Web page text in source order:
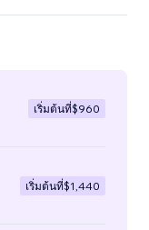
เริ่มต้นที่$960
เริ่มต้นที่$1,440